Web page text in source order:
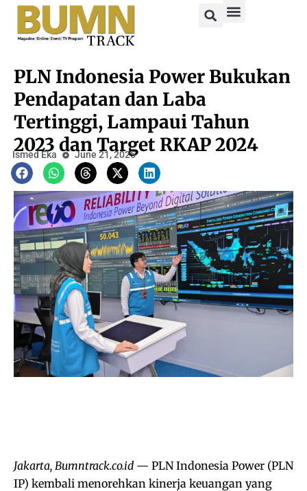
PLN Indonesia Power Bukukan
Pendapatan dan Laba
Tertinggi, Lampaui Tahun
2023 dan Target RKAP 2024
Ismed Eka June 21, 2025
Jakarta, Bumntrack.co.id — PLN Indonesia Power (PLN
IP) kembali menorehkan kinerja keuangan yang